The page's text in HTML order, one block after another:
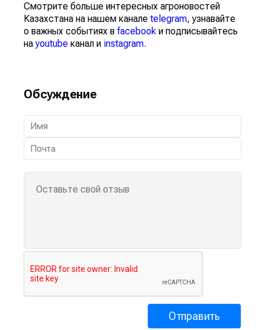
Смотрите больше интересных агроновостей
Казахстана на нашем канале telegram, узнавайте
о важных событиях в facebook и подписывайтесь
наyoutube канал и instagram.
Обсуждение